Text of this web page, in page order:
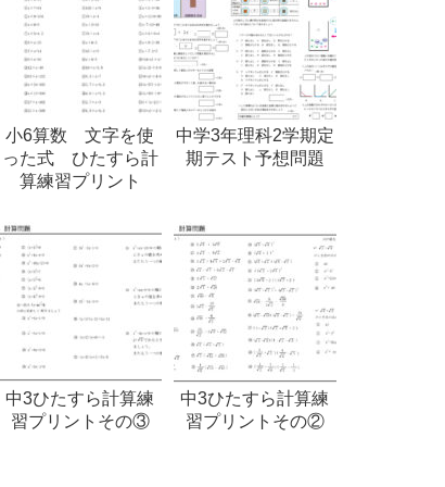
小6算数 文字を使
った式 ひたすら計
算練習プリント
中学3年理科2学期定
期テスト予想問題
中3ひたすら計算練
習プリントその③
中3ひたすら計算練
習プリントその②